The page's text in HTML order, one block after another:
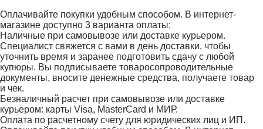
Оплачивайте покупки удобным способом. В интернет-
магазине доступно 3 варианта оплаты:
Наличные при самовывозе или доставке курьером.
Специалист свяжется с вами в день доставки, чтобы
уточнить время и заранее подготовить сдачу с любой
купюры. Вы подписываете товаросопроводительные
документы, вносите денежные средства, получаете товар
и чек.
Безналичный расчет при самовывозе или доставке
курьером: карты Visa, MasterCard и МИР.
Оплата по расчетному счету для юридических лиц и ИП.